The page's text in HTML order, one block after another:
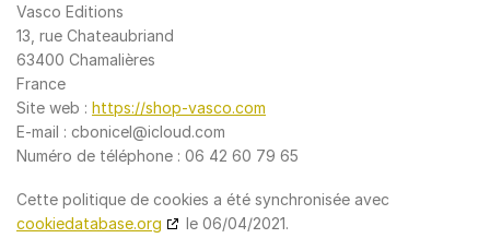
Vasco Editions
13, rue Chateaubriand
63400 Chamalières
France
Site web : https://shop-vasco.com
E-mail : cbonicel@icloud.com
Numéro de téléphone : 06 42 60 79 65
Cette politique de cookies a été synchronisée avec
cookiedatabase.org
le 06/04/2021.